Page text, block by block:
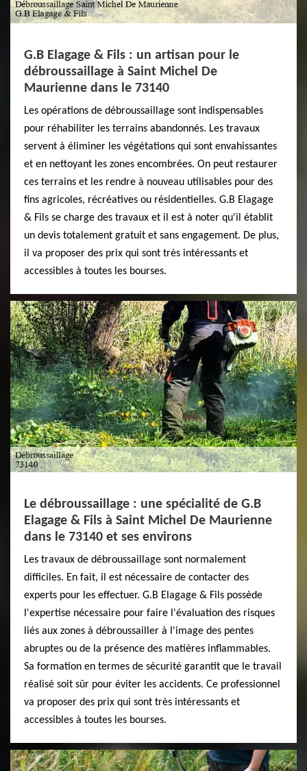
G.B Elagage & Fils : un artisan pour le
débroussaillage à Saint Michel De
Maurienne dans le 73140
Les opérations de débroussaillage sont indispensables
pour réhabiliter les terrains abandonnés. Les travaux
servent à éliminer les végétations qui sont envahissantes
et en nettoyant les zones encombrées. On peut restaurer
ces terrains et les rendre à nouveau utilisables pour des
fins agricoles, récréatives ou résidentielles. G.B Elagage
& Fils se charge des travaux et il est à noter qu'il établit
un devis totalement gratuit et sans engagement. De plus,
il va proposer des prix qui sont très intéressants et
accessibles à toutes les bourses.
Le débroussaillage : une spécialité de G.B
Elagage & Fils à Saint Michel De Maurienne
dans le 73140 et ses environs
Les travaux de débroussaillage sont normalement
difficiles. En fait, il est nécessaire de contacter des
experts pour les effectuer. G.B Elagage & Fils possède
l'expertise nécessaire pour faire l'évaluation des risques
liés aux zones à débroussailler à l'image des pentes
abruptes ou de la présence des matières inflammables.
Sa formation en termes de sécurité garantit que le travail
réalisé soit sûr pour éviter les accidents. Ce professionnel
va proposer des prix qui sont très intéressants et
accessibles à toutes les bourses.